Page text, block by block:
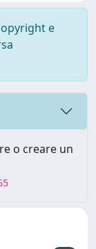
e
o creare un